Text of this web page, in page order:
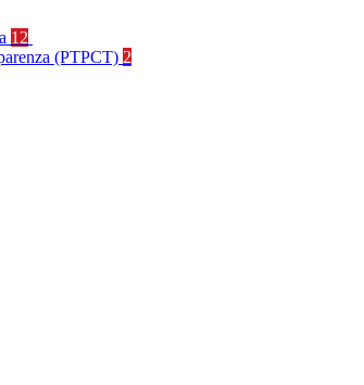
12
(PTPCT) 2